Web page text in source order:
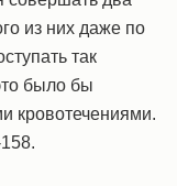
из них даже по
так
было бы
кровотечениями.